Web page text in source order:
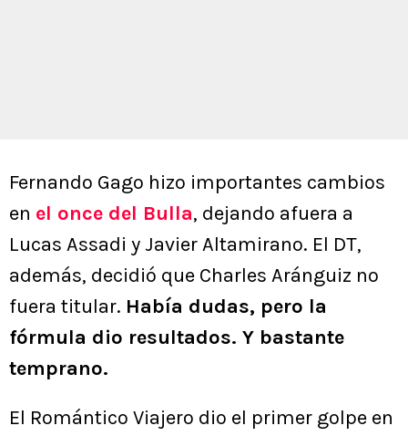
Fernando Gago hizo importantes cambios
en el once del Bulla, dejando afuera a
Lucas Assadi y Javier Altamirano. El DT,
además, decidió que Charles Aránguiz no
fuera titular. Había dudas, pero la
fórmula dio resultados. Y bastante
temprano.
El Romántico Viajero dio el primer golpe en